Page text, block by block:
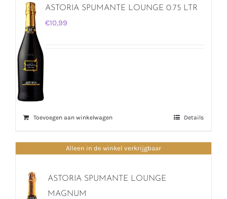
ASTORIA SPUMANTE LOUNGE 0.75 LTR
€10,99
Toevoegen aan winkelwagen Details
Alleen in de winkel verkrijgbaar
ASTORIA SPUMANTE LOUNGE
MAGNUM